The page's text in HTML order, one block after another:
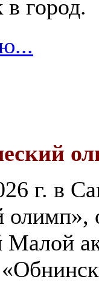
город.
г. в
олимп»,